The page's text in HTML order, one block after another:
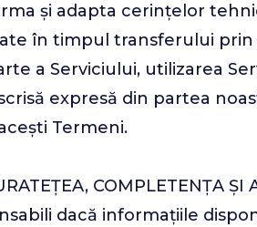
și adapta cerințelor
în timpul transferului prin
a Serviciului, utilizarea
expresă din partea
Termeni.
COMPLETENȚA
dacă informațiile